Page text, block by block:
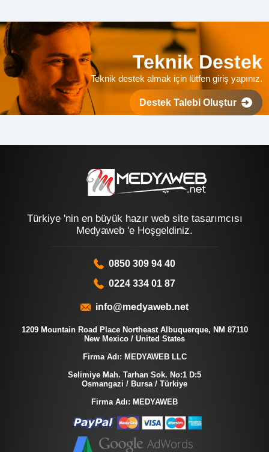
Teknik Destek
Teknik destek almak için lütfen giriş yapınız.
Destek Talebi Oluştur
Türkiye 'nin en büyük hazır web site tasarımcısı
Medyaweb 'e Hoşgeldiniz.
0850 309 94 40
0224 334 01 87
info@medyaweb.net
1209 Mountain Road Place Northeast Albuquerque, NM 87110
New Mexico / United States
Firma Adı: MEDYAWEB LLC
Selimiye Mah. Tarhan Sok. No:1 D:5
Osmangazi / Bursa / Türkiye
Firma Adı: MEDYAWEB